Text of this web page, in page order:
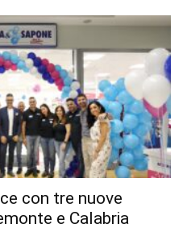
con tre nuove
e Calabria